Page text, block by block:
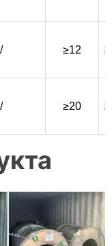
/ ≥12
/ ≥20